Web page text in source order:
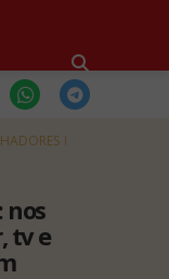
nos
tv e